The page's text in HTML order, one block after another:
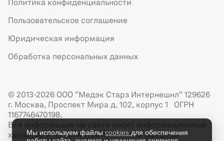
Политика конфиденциальности
Пользовательское соглашение
Юридическая информация
Обработка персональных данных
© 2013-2026 ООО "Медэк Старз Интернешнл" 129626
г. Москва, Проспект Мира д. 102, корпус 1 ОГРН
1167746470198.
Вся информация на сайте носит информационный
характер и не является публичной офертой.
Мы используем файлыcookies для обеспечения